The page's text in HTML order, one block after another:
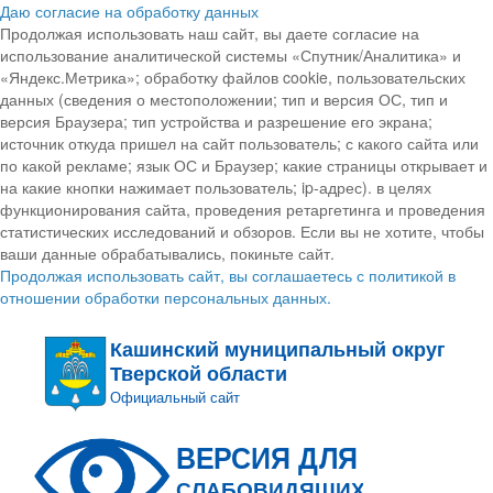
Даю согласие на обработку данных
Продолжая использовать наш сайт, вы даете согласие на
использование аналитической системы «Спутник/Аналитика» и
«Яндекс.Метрика»; обработку файлов cookie, пользовательских
данных (сведения о местоположении; тип и версия ОС, тип и
версия Браузера; тип устройства и разрешение его экрана;
источник откуда пришел на сайт пользователь; с какого сайта или
по какой рекламе; язык ОС и Браузер; какие страницы открывает и
на какие кнопки нажимает пользователь; ip-адрес). в целях
функционирования сайта, проведения ретаргетинга и проведения
статистических исследований и обзоров. Если вы не хотите, чтобы
ваши данные обрабатывались, покиньте сайт.
Продолжая использовать сайт, вы соглашаетесь с политикой в
отношении обработки персональных данных.